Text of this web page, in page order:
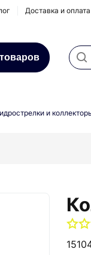
Доставка и оплата
для наружных
и
дренажные
и